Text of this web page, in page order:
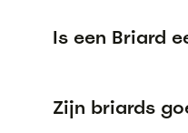
Is een Briard
Zijn briards